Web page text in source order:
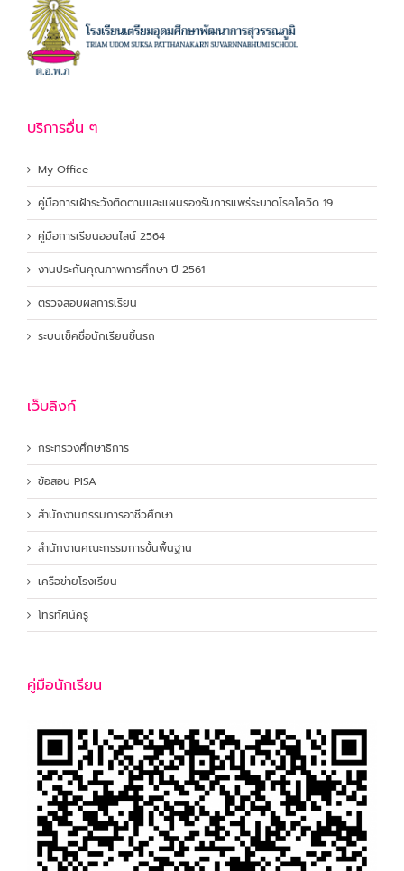
บริการอื่น ๆ
My Office
คู่มือการเฝ้าระวังติดตามและแผนรองรับการแพร่ระบาดโรคโควิด 19
คู่มือการเรียนออนไลน์ 2564
งานประกันคุณภาพการศึกษา ปี 2561
ตรวจสอบผลการเรียน
ระบบเข็คชื่อนักเรียนขึ้นรถ
เว็บลิงก์
กระทรวงศึกษาธิการ
ข้อสอบ PISA
สำนักงานกรรมการอาชีวศึกษา
สำนักงานคณะกรรมการขั้นพื้นฐาน
เครือข่ายโรงเรียน
โทรทัศน์ครู
คู่มือนักเรียน